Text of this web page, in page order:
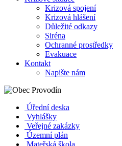
Krizová spojení
Krizová hlášení
Důležité odkazy
Siréna
Ochranné prostředky
Evakuace
Kontakt
Napište nám
Úřední deska
Vyhlášky
Veřejné zakázky
Územní plán
Mateřská škola